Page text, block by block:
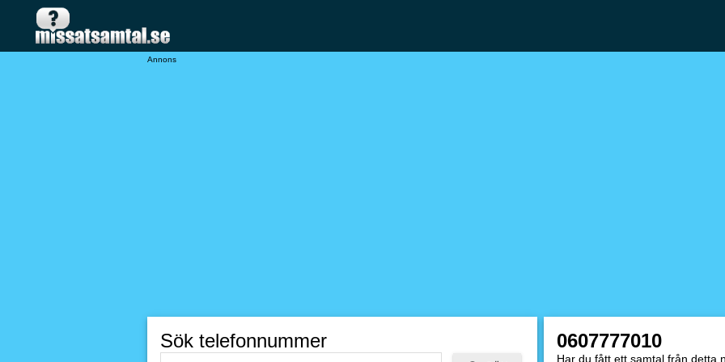
Annons
Sök telefonnummer 0607777010
Har du fått ett samtal från detta